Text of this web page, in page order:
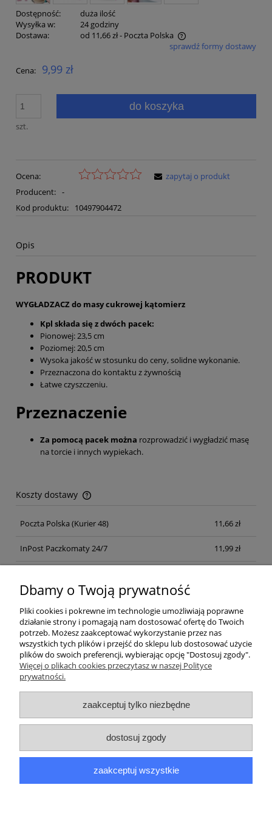
Dostępność:
duża ilość
Wysyłka w:
24 godziny
Dostawa:
od 11,66 zł- Poczta Polska
Cena nie zawiera ewentualnych kosztów płatnościsprawdź formy dostawy
Cena: 9,99 zł
szt.
do koszyka
Ocena:
Producent: -
Kod produktu:
10497904472
zapytaj o produkt
Opis
PRODUKT
WYGŁADZACZ do masy cukrowej kątomierz
Kpl składa się z dwóch pacek:
Pionowej: 23,5 cm
Poziomej: 20,5 cm
Wysoka jakość w stosunku do ceny, solidne wykonanie.
Przeznaczona do kontaktu z żywnością
Łatwe czyszczeniu.
Przeznaczenie
Za pomocą pacek można rozprowadzić i wygładzić masę
na torcie i innych wypiekach.
Koszty dostawy
Cena nie zawiera ewentualnych kosztów płatności
Poczta Polska (Kurier 48) 11,66 zł
InPost Paczkomaty 24/7 11,99 zł
Pomoc
Moje konto
Płatności i dostawa
Informacje
O nas
Dbamy o Twoją prywatność
Pliki cookies i pokrewne im technologie umożliwiają poprawne
działanie strony i pomagają nam dostosować ofertę do Twoich
potrzeb. Możesz zaakceptować wykorzystanie przez nas
wszystkich tych plików i przejść do sklepu lub dostosować użycie
plików do swoich preferencji, wybierając opcję "Dostosuj zgody".
Więcej o plikach cookies przeczytasz w naszej Polityce
prywatności.
zaakceptuj tylko niezbędne
dostosuj zgody
zaakceptuj wszystkie